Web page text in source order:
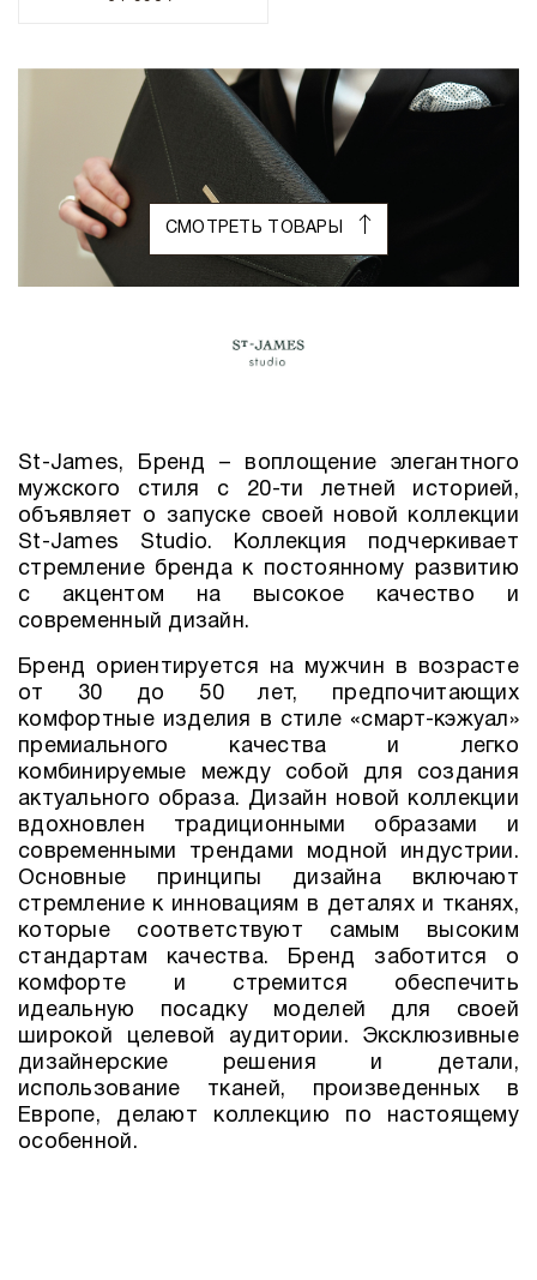
СМОТРЕТЬ ТОВАРЫ
St-James, Бренд – воплощение элегантного
мужского стиля с 20-ти летней историей,
объявляет о запуске своей новой коллекции
St-James Studio. Коллекция подчеркивает
стремление бренда к постоянному развитию
с акцентом на высокое качество и
современный дизайн.
Бренд ориентируется на мужчин в возрасте
от 30 до 50 лет, предпочитающих
комфортные изделия в стиле «смарт-кэжуал»
премиального качества и легко
комбинируемые между собой для создания
актуального образа. Дизайн новой коллекции
вдохновлен традиционными образами и
современными трендами модной индустрии.
Основные принципы дизайна включают
стремление к инновациям в деталях и тканях,
которые соответствуют самым высоким
стандартам качества. Бренд заботится о
комфорте и стремится обеспечить
идеальную посадку моделей для своей
широкой целевой аудитории. Эксклюзивные
дизайнерские решения и детали,
использование тканей, произведенных в
Европе, делают коллекцию по настоящему
особенной.